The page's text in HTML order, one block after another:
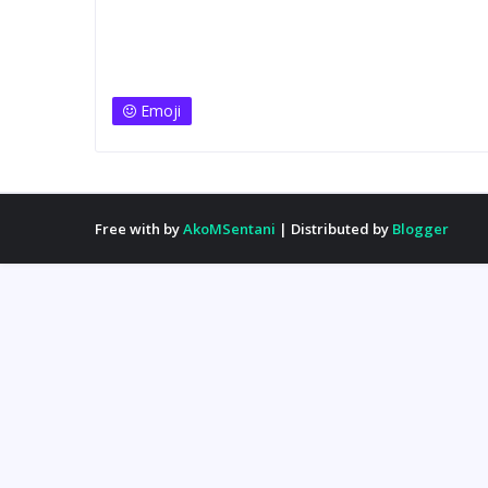
Emoji
Free with byAkoMSentani | Distributed by Blogger